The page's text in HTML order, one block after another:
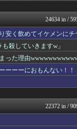
watch＠２ち
mutyunのゲー
ウマ娘まとめ
オレ的ゲーム
ラビット速報
ネラーボイス
ゲーム実況者
常識的に考え
コンテンツ・
韓国ニュース
国難にあって
24634 in /
安く飲めてイケメンにチ
殺していきますw」
った理由
ーーーにおもんない！
22372 in /